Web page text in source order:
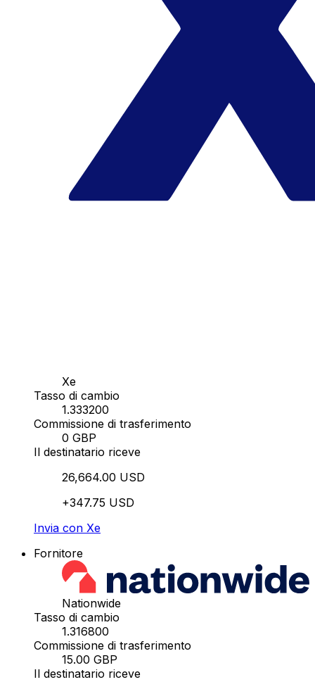
Xe
Tasso di cambio
1.333200
Commissione di trasferimento
0 GBP
Il destinatario riceve
26,664.00 USD
+347.75 USD
Invia con Xe
Fornitore
Nationwide
Tasso di cambio
1.316800
Commissione di trasferimento
15.00 GBP
Il destinatario riceve